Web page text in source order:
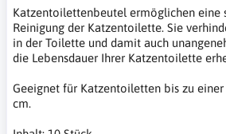
Katzentoilettenbeutel ermöglichen eine
Reinigung der Katzentoilette. Sie
in der Toilette und damit auch
die Lebensdauer Ihrer Katzentoilette
Geeignet für Katzentoiletten bis zu einer
cm.